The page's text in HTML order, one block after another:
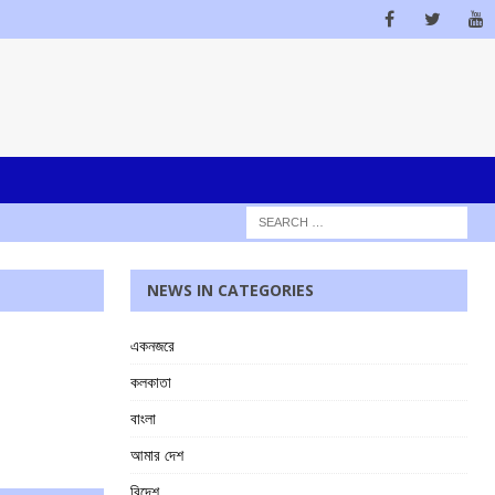
NEWS IN CATEGORIES
একনজরে
কলকাতা
বাংলা
আমার দেশ